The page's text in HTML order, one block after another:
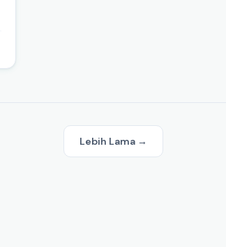
Lebih Lama →